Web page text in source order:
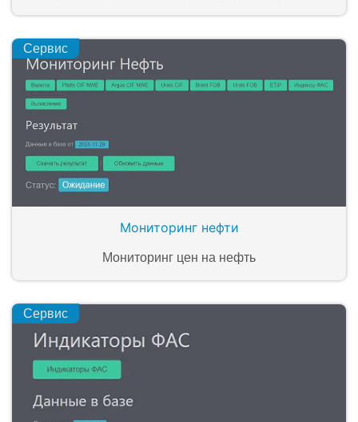
Сервис
Мониторинг нефти
Мониторинг цен на нефть
Сервис